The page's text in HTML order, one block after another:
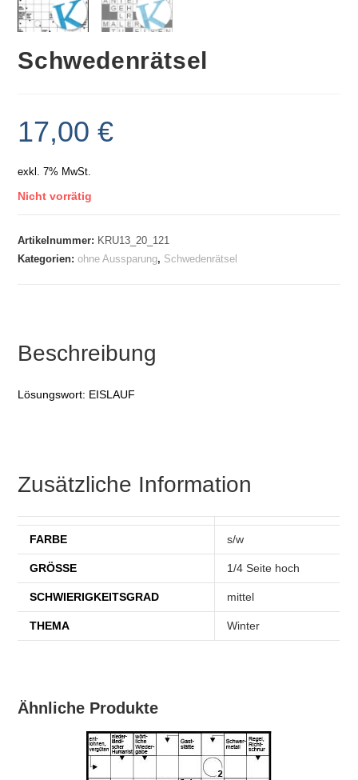
Schwedenrätsel
17,00€
exkl. 7% MwSt.
Nicht vorrätig
Artikelnummer: KRU13_20_121
Kategorien:ohne Aussparung, Schwedenrätsel
Beschreibung
Lösungswort: EISLAUF
Zusätzliche Information
FARBE s/w
GRÖSSE 1/4 Seite hoch
SCHWIERIGKEITSGRAD mittel
THEMA Winter
Ähnliche Produkte